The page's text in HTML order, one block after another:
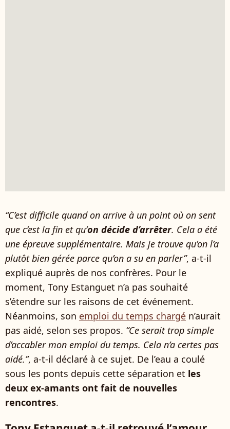
“C’est difficile quand on arrive à un point où on sent
que c’est la fin et qu’on décide d’arrêter. Cela a été
une épreuve supplémentaire. Mais je trouve qu’on l’a
plutôt bien gérée parce qu’on a su en parler”, a-t-il
expliqué auprès de nos confrères. Pour le
moment, Tony Estanguet n’a pas souhaité
s’étendre sur les raisons de cet événement.
Néanmoins, son emploi du temps chargé n’aurait
pas aidé, selon ses propos. “Ce serait trop simple
d’accabler mon emploi du temps. Cela n’a certes pas
aidé.”, a-t-il déclaré à ce sujet. De l’eau a coulé
sous les ponts depuis cette séparation et les
deux ex-amants ont fait de nouvelles
rencontres.